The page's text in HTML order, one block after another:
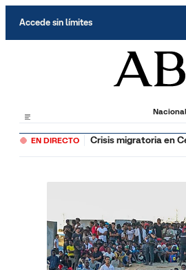
Accede sin límites
EN DIRECTO Crisis migratoria en